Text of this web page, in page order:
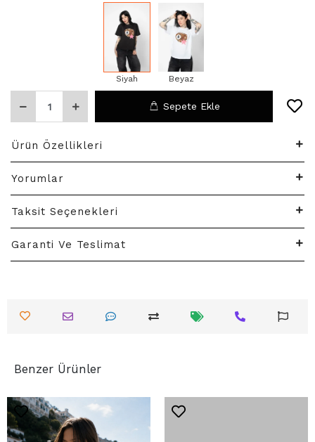
Siyah Beyaz
Sepete Ekle
Ürün Özellikleri
Yorumlar
Taksit Seçenekleri
Garanti Ve Teslimat
Benzer Ürünler